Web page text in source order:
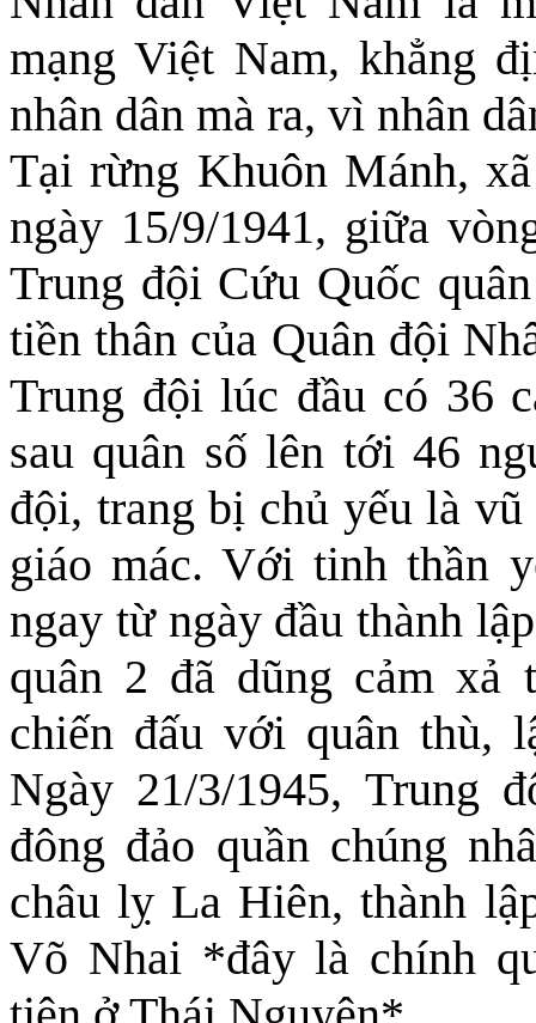
mạng Việt Nam, khẳng
nhân dân mà ra, vì nhân
Tại rừng Khuôn Mánh,
ngày 15/9/1941, giữa
Trung đội Cứu Quốc
tiền thân của Quân đội
Trung đội lúc đầu có 36
sau quân số lên tới 46
đội, trang bị chủ yếu là
giáo mác. Với tinh thần
ngay từ ngày đầu thành
quân 2 đã dũng cảm xả
chiến đấu với quân thù,
Ngày 21/3/1945, Trung
đông đảo quần chúng
châu lỵ La Hiên, thành
Võ Nhai *đây là chính